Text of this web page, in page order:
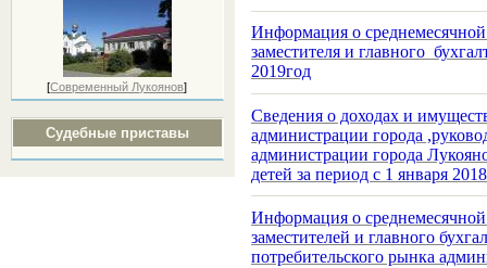
[Современный Лукоянов]
Судебные приставы
Информация о среднемесячной
заместителя и главного
2019год
Сведения о доходах и
администрации города
администрации города
детей за период с 1 января
Информация о среднемесячной
заместителей и главного
потребительского рынка